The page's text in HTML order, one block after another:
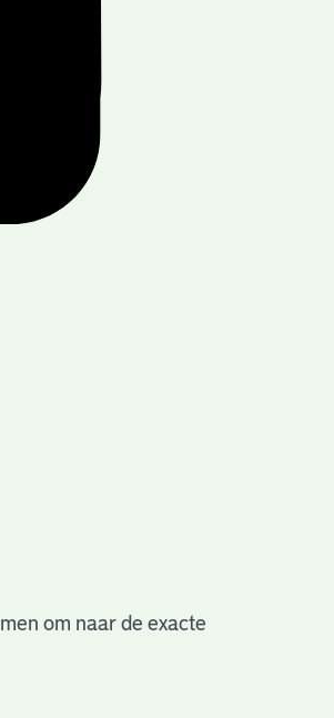
om naar de exacte